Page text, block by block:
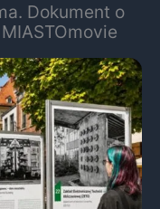
Dokument o